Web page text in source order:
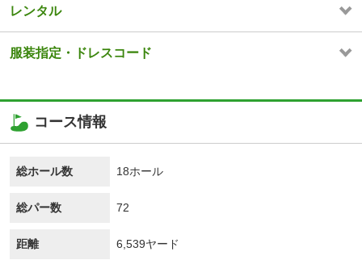
レンタル
服装指定・ドレスコード
コース情報
総ホール数 18ホール
総パー数 72
距離 6,539ヤード